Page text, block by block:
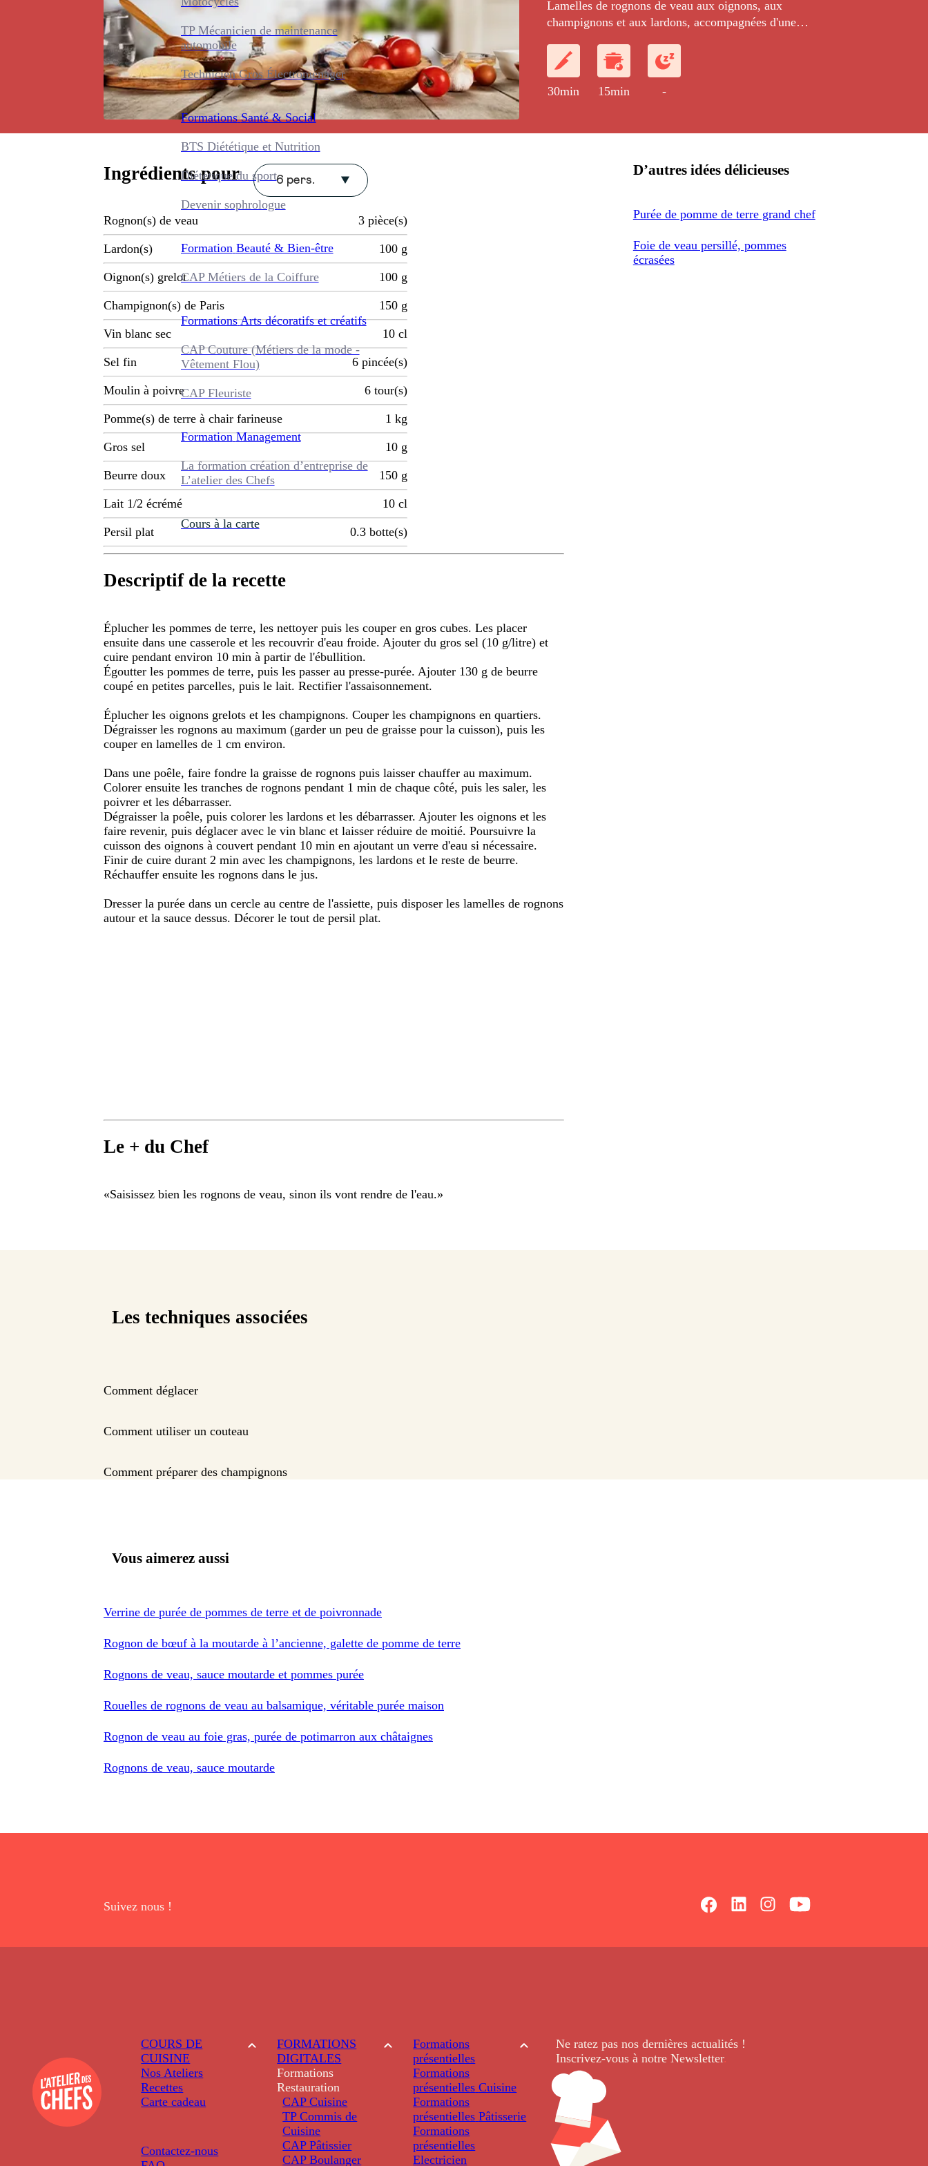
TP Mécanicien de maintenance
automobile
Technicien Gros Électroménager
Formations Santé & Social
BTS Diététique et Nutrition
Diététique du sport
Devenir sophrologue
Formation Beauté & Bien-être
CAP Métiers de la Coiffure
Formations Arts décoratifs et créatifs
CAP Couture (Métiers de la mode -
Vêtement Flou)
CAP Fleuriste
Formation Management
La formation création d’entreprise de
L’atelier des Chefs
Cours à la carte
Lamelles de rognons de veau aux oignons, aux
champignons et aux lardons, accompagnées d'une
30min 15min -
Ingrédients pour 6 pers.
Rognon(s) de veau 3 pièce(s)
Lardon(s) 100 g
Oignon(s) grelot 100 g
Champignon(s) de Paris 150 g
Vin blanc sec 10 cl
Sel fin 6 pincée(s)
Moulin à poivre 6 tour(s)
Pomme(s) de terre à chair farineuse 1 kg
Gros sel 10 g
Beurre doux 150 g
Lait 1/2 écrémé 10 cl
Persil plat 0.3 botte(s)
Descriptif de la recette
Éplucher les pommes de terre, les nettoyer puis les couper en gros cubes. Les placer
ensuite dans une casserole et les recouvrir d'eau froide. Ajouter du gros sel (10 g/litre) et
cuire pendant environ 10 min à partir de l'ébullition.
Égoutter les pommes de terre, puis les passer au presse-purée. Ajouter 130 g de beurre
coupé en petites parcelles, puis le lait. Rectifier l'assaisonnement.
Éplucher les oignons grelots et les champignons. Couper les champignons en quartiers.
Dégraisser les rognons au maximum (garder un peu de graisse pour la cuisson), puis les
couper en lamelles de 1 cm environ.
Dans une poêle, faire fondre la graisse de rognons puis laisser chauffer au maximum.
Colorer ensuite les tranches de rognons pendant 1 min de chaque côté, puis les saler, les
poivrer et les débarrasser.
Dégraisser la poêle, puis colorer les lardons et les débarrasser. Ajouter les oignons et les
faire revenir, puis déglacer avec le vin blanc et laisser réduire de moitié. Poursuivre la
cuisson des oignons à couvert pendant 10 min en ajoutant un verre d'eau si nécessaire.
Finir de cuire durant 2 min avec les champignons, les lardons et le reste de beurre.
Réchauffer ensuite les rognons dans le jus.
Dresser la purée dans un cercle au centre de l'assiette, puis disposer les lamelles de rognons
autour et la sauce dessus. Décorer le tout de persil plat.
Le + du Chef
«Saisissez bien les rognons de veau, sinon ils vont rendre de l'eau.»
D’autres idées délicieuses
Purée de pomme de terre grand chef
Foie de veau persillé, pommes
écrasées
Les techniques associées
Comment déglacer
Comment utiliser un couteau
Comment préparer des champignons
Vous aimerez aussi
Verrine de purée de pommes de terre et de poivronnade
Rognon de bœuf à la moutarde à l’ancienne, galette de pomme de terre
Rognons de veau, sauce moutarde et pommes purée
Rouelles de rognons de veau au balsamique, véritable purée maison
Rognon de veau au foie gras, purée de potimarron aux châtaignes
Rognons de veau, sauce moutarde
Suivez nous !
COURS DE
CUISINE
Nos Ateliers
Recettes
Carte cadeau
Contactez-nous
FORMATIONS
DIGITALES
Formations
Restauration
CAP Cuisine
TP Commis de
Cuisine
CAP Pâtissier
CAP Boulanger
Formations
présentielles
Formations
présentielles Cuisine
Formations
présentielles Pâtisserie
Formations
présentielles
Electricien
Ne ratez pas nos dernièresactualités !
Inscrivez-vous à notre Newsletter.